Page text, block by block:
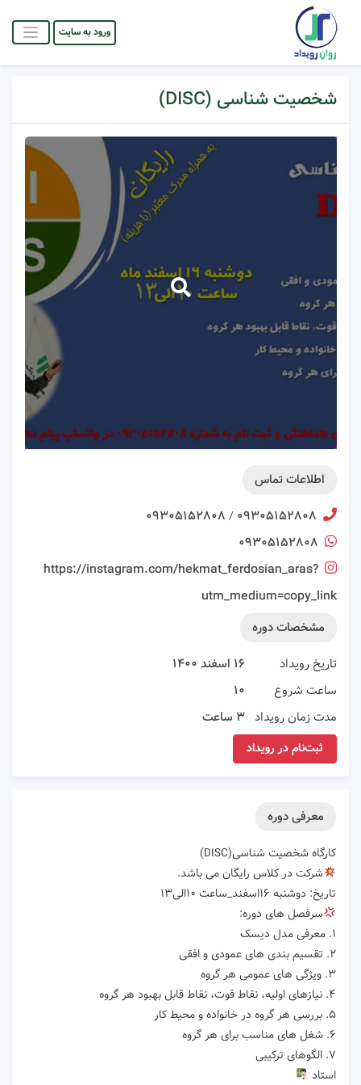
ورود به سایت
شخصیت شناسی (DISC)
اطلاعات تماس
۰۹۳۰۵۱۵۲۸۰۸ / ۰۹۳۰۵۱۵۲۸۰۸
۰۹۳۰۵۱۵۲۸۰۸
https://instagram.com/hekmat_ferdosian_aras?
utm_medium=copy_link
مشخصات دوره
تاریخ رویداد
۱۶ اسفند ۱۴۰۰
ساعت شروع
۱۰
مدت زمان رویداد ۳ ساعت
ثبت‌نام در رویداد
معرفی دوره
کارگاه شخصیت شناسی(DISC)
شرکت در کلاس رایگان می باشد.
تاریخ: دوشنبه ۱۶اسفند_ساعت ۱۰الی۱۳
سرفصل های دوره:
۱. معرفی مدل دیسک
۲. تقسیم بندی های عمودی و افقی
۳. ویژگی های عمومی هر گروه
۴. نیازهای اولیه، نقاط قوت، نقاط قابل بهبود هر گروه
۵. بررسی هر گروه در خانواده و محیط کار
۶. شغل های مناسب برای هر گروه
۷. الگوهای ترکیبی
استاد